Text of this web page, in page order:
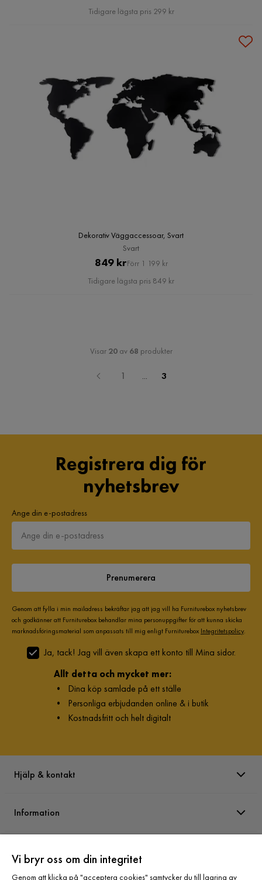
Pris
Tidigare lägsta pris 299 kr
Dekorativ Väggaccessoar, Svart
Svart
Pris
849 kr Original
Pris
Förr 1 199 kr
Tidigare lägsta pris 849 kr
Visar 20av 68 produkter
1 ... 3
Registrera dig för
nyhetsbrev
Ange din e-postadress
Prenumerera
Genom att fylla i min mailadress bekräftar jag att jag vill ha Furniturebox nyhetsbrev
och godkänner att Furniturebox behandlar mina personuppgifter för att kunna skicka
marknadsföringsmaterial som anpassats till mig enligt Furniturebox Integritetspolicy.
Ja, tack! Jag vill även skapa ett konto till Mina sidor.
Allt detta och mycket mer:
• Dina köp samlade på ett ställe
• Personliga erbjudanden online & i butik
• Kostnadsfritt och helt digitalt
Hjälp & kontakt
Information
Vi bryr oss om din integritet
Genom att klicka på "acceptera cookies" samtycker du till lagring av